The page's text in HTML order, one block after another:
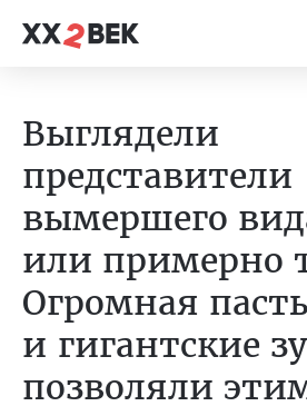
Выглядели
представители
вымершего
или примерно
Огромная пасть
и гигантские
позволяли